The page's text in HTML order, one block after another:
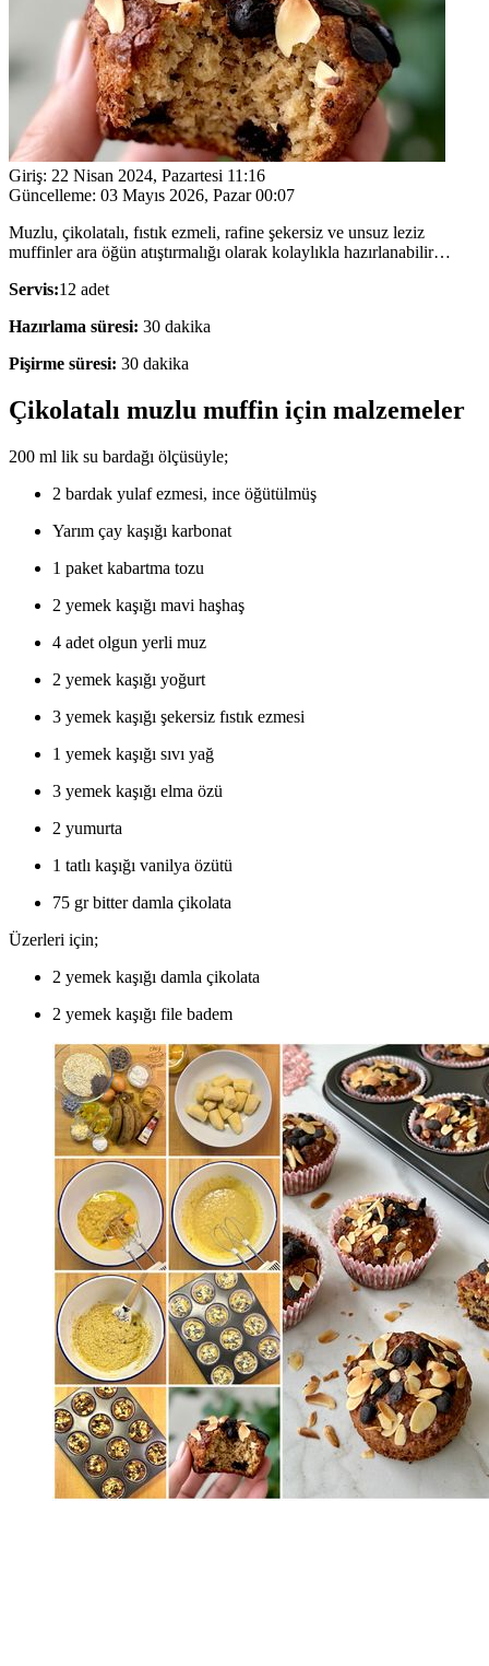
Giriş: 22 Nisan 2024, Pazartesi 11:16
Güncelleme: 03 Mayıs 2026, Pazar 00:07
Muzlu, çikolatalı, fıstık ezmeli, rafine şekersiz ve unsuz leziz
muffinler ara öğün atıştırmalığı olarak kolaylıkla hazırlanabilir…
Servis:12 adet
Hazırlama süresi: 30 dakika
Pişirme süresi: 30 dakika
Çikolatalı muzlu muffin için malzemeler
200 ml lik su bardağı ölçüsüyle;
2 bardak yulaf ezmesi, ince öğütülmüş
Yarım çay kaşığı karbonat
1 paket kabartma tozu
2 yemek kaşığı mavi haşhaş
4 adet olgun yerli muz
2 yemek kaşığı yoğurt
3 yemek kaşığı şekersiz fıstık ezmesi
1 yemek kaşığı sıvı yağ
3 yemek kaşığı elma özü
2 yumurta
1 tatlı kaşığı vanilya özütü
75 gr bitter damla çikolata
Üzerleri için;
2 yemek kaşığı damla çikolata
2 yemek kaşığı file badem